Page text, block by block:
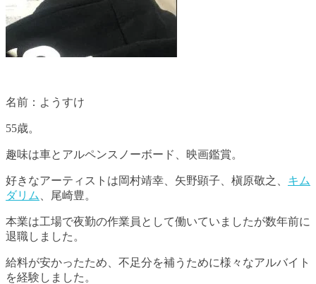
名前：ようすけ
55歳。
趣味は車とアルペンスノーボード、映画鑑賞。
好きなアーティストは岡村靖幸、矢野顕子、槇原敬之、 キム
ダリム
、尾崎豊。
本業は工場で夜勤の作業員として働いていましたが数年前に
退職しました。
給料が安かったため、不足分を補うために様々なアルバイト
を経験しました。